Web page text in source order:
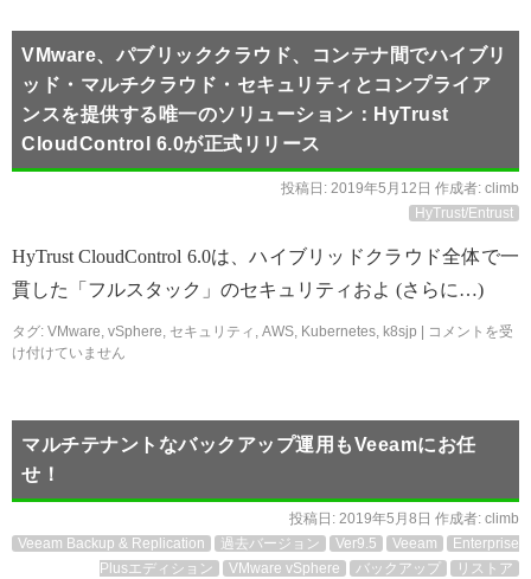
VMware、パブリッククラウド、コンテナ間でハイブリ
ッド・マルチクラウド・セキュリティとコンプライア
ンスを提供する唯一のソリューション：HyTrust
CloudControl 6.0が正式リリース
投稿日: 2019年5月12日 作成者: climb
HyTrust/Entrust
HyTrust CloudControl 6.0は、ハイブリッドクラウド全体で一
貫した「フルスタック」のセキュリティおよ (さらに…)
タグ: VMware, vSphere, セキュリティ , AWS, Kubernetes, k8sjp
コメントを受
け付けていません
マルチテナントなバックアップ運用もVeeamにお任
せ！
投稿日: 2019年5月8日 作成者: climb
Veeam Backup & Replication
過去バージョン Ver9.5 Veeam
Enterprise
Plusエディション
VMware vSphere バックアップ リストア